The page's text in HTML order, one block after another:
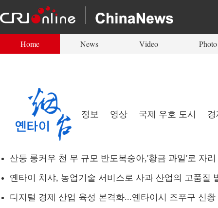
Home News Video Photo
정보 영상 국제 우호 도시 경
산둥 룽커우 천 무 규모 반도복숭아,'황금 과일'로 자
옌타이 치샤, 농업기술 서비스로 사과 산업의 고품질
디지털 경제 산업 육성 본격화...옌타이시 즈푸구 신